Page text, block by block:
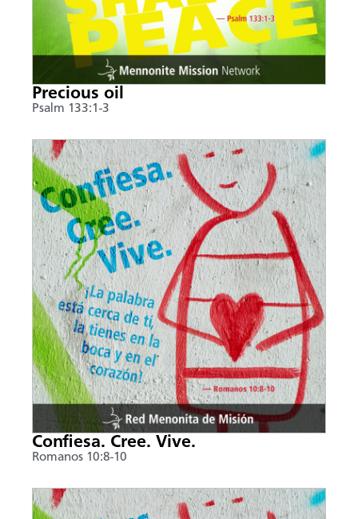
Precious oil
Psalm 133:1-3
Confiesa. Cree. Vive.
Romanos 10:8-10